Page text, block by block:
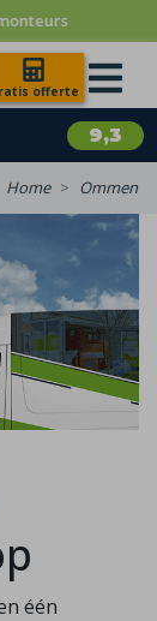
offerte
9,3
Home Ommen
één